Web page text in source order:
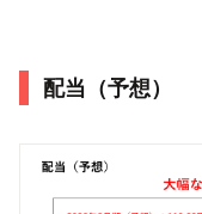
配当（予想）